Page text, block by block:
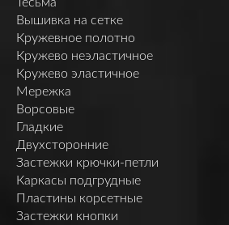
Тесьма
Вышивка на сетке
Кружевное полотно
Кружево неэластичное
Кружево эластичное
Мережка
Ворсовые
Гладкие
Двухсторонние
Застежки крючки-петли
Каркасы подгрудные
Пластины корсетные
Застежки кнопки